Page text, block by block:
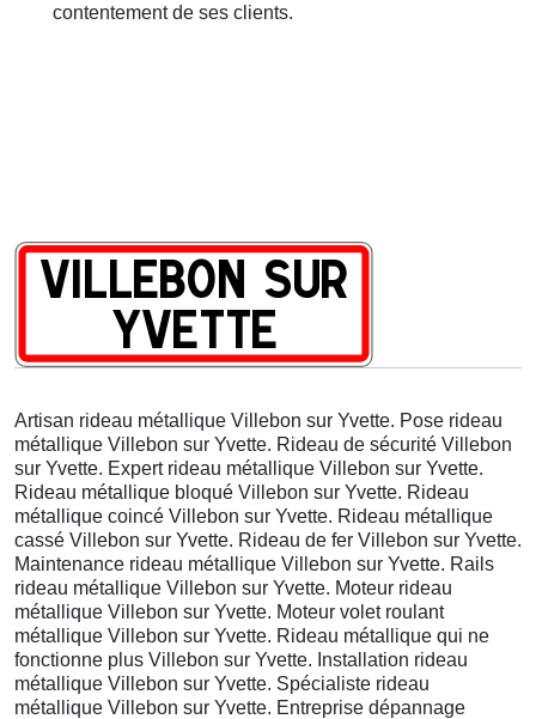
contentement de ses clients.
Artisan rideau métallique Villebon sur Yvette. Pose rideau
métallique Villebon sur Yvette. Rideau de sécurité Villebon
sur Yvette. Expert rideau métallique Villebon sur Yvette.
Rideau métallique bloqué Villebon sur Yvette. Rideau
métallique coincé Villebon sur Yvette. Rideau métallique
cassé Villebon sur Yvette. Rideau de fer Villebon sur Yvette.
Maintenance rideau métallique Villebon sur Yvette. Rails
rideau métallique Villebon sur Yvette. Moteur rideau
métallique Villebon sur Yvette. Moteur volet roulant
métallique Villebon sur Yvette. Rideau métallique qui ne
fonctionne plus Villebon sur Yvette. Installation rideau
métallique Villebon sur Yvette. Spécialiste rideau
métallique Villebon sur Yvette. Entreprise dépannage